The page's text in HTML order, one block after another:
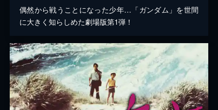
偶然から戦うことになった少年…「ガンダム」を世間
に大きく知らしめた劇場版第1弾！